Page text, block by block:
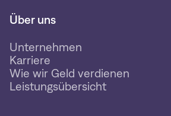
Über uns
Unternehmen
Karriere
Wie wir Geld verdienen
Leistungsübersicht